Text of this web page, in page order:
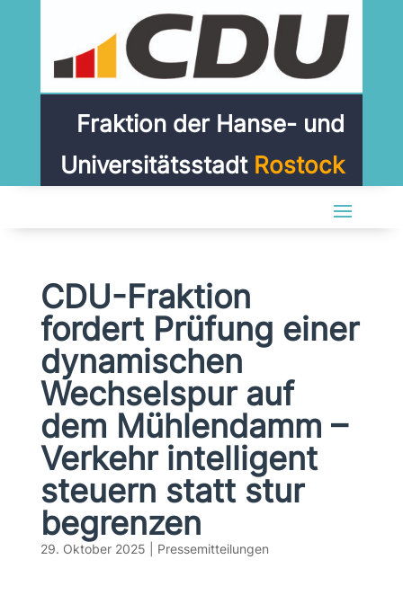
Fraktion der Hanse- und
Universitätsstadt Rostock
CDU-Fraktion
fordert Prüfung einer
dynamischen
Wechselspur auf
dem Mühlendamm –
Verkehr intelligent
steuern statt stur
begrenzen
29. Oktober 2025 Pressemitteilungen